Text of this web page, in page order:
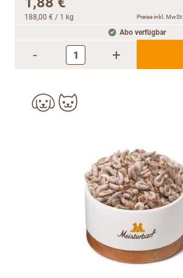
188,00 € / 1 kg Preise inkl.
Abo verfügbar
- +